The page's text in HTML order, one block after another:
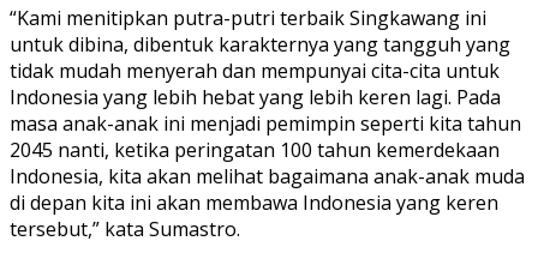
“Kami menitipkan putra-putri terbaik Singkawang ini
untuk dibina, dibentuk karakternya yang tangguh yang
tidak mudah menyerah dan mempunyai cita-cita untuk
Indonesia yang lebih hebat yang lebih keren lagi. Pada
masa anak-anak ini menjadi pemimpin seperti kita tahun
2045 nanti, ketika peringatan 100 tahun kemerdekaan
Indonesia, kita akan melihat bagaimana anak-anak muda
di depan kita ini akan membawa Indonesia yang keren
tersebut,” kata Sumastro.